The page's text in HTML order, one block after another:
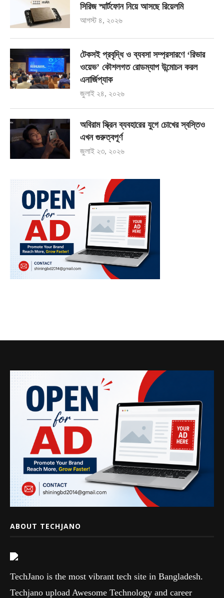
সিরিজ স্মার্টফোন নিয়ে আসছে রিয়েলমি
আগস্ট ৪, ২০২৬
টেকসই প্রবৃদ্ধি ও ব্যবসা সম্প্রসারণে ‘রিভার
ওয়েভ’ কৌশলগত রোডম্যাপ উন্মোচন করল
এনার্জিপ্যাক
জুলাই ২৪, ২০২৬
অবিরাম স্ক্রিন ব্যবহারের যুগে চোখের স্বস্তিও
এখন গুরুত্বপূর্ণ
জুলাই ২৩, ২০২৬
ABOUT TECHJANO
TechJano is the most vibrant tech site in Bangladesh.
Techjano upload Awesome Technology and career